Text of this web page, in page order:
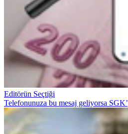
Editörün Seçtiği
Telefonunuza bu mesaj geliyorsa